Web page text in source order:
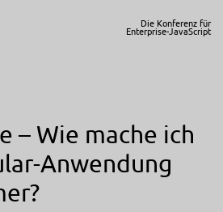
Die Konferenz für
Enterprise-JavaScript
– Wie mache ich
Anwendung